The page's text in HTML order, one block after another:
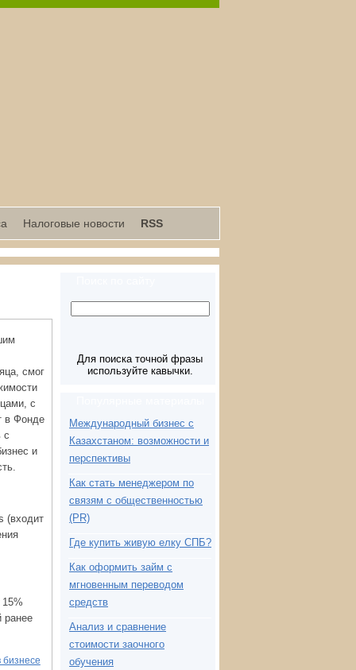
Налоговые новости RSS
смог
с
в Фонде
с
и
(входит
ранее
бизнесе
Для поиска точной фразы
используйте кавычки.
Международный бизнес с
Казахстаном: возможности и
перспективы
Как стать менеджером по
связям с общественностью
(PR)
Где купить живую елку СПБ?
Как оформить займ с
мгновенным переводом
средств
Анализ и сравнение
стоимости заочного
обучения